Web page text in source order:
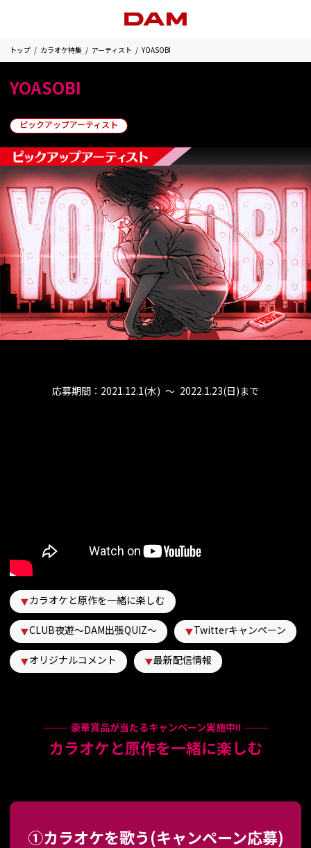
トップ カラオケ特集 アーティスト YOASOBI
YOASOBI
ピックアップアーティスト
応募期間：2021.12.1(水) 〜 2022.1.23(日)まで
カラオケと原作を一緒に楽しむ
CLUB夜遊～DAM出張QUIZ～ Twitterキャンペーン
オリジナルコメント 最新配信情報
豪華賞品が当たるキャンペーン実施中!!
カラオケと原作を一緒に楽しむ
①カラオケを歌う(キャンペーン応募)